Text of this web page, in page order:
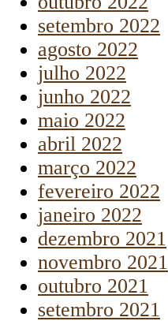
setembro 2022
agosto 2022
julho 2022
junho 2022
maio 2022
abril 2022
março 2022
fevereiro 2022
janeiro 2022
dezembro 2021
novembro 2021
outubro 2021
setembro 2021